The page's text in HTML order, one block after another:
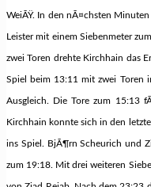
WeiÃŸ. In den nÃ¤chsten
Leister mit einem Siebenmeter
zwei Toren drehte Kirchhain das
Spiel beim 13:11 mit zwei Toren
Ausgleich. Die Tore zum 15:13
Kirchhain konnte sich in den
ins Spiel. BjÃ¶rn Scheurich und
zum 19:18. Mit drei weiteren